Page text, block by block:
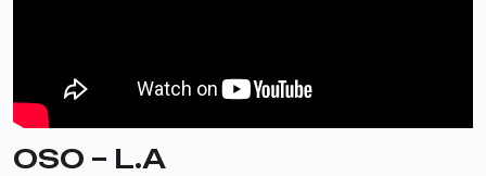
OSO – L.A